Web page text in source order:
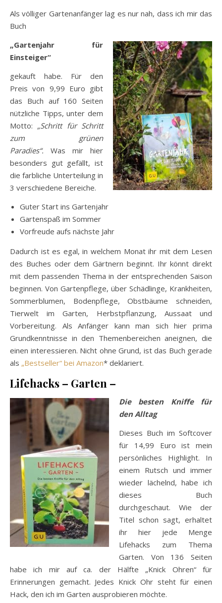
Als völliger Gartenanfänger lag es nur nah, dass ich mir das
Buch
„Gartenjahr für
Einsteiger“
gekauft habe. Für den
Preis von 9,99 Euro gibt
das Buch auf 160 Seiten
nützliche Tipps, unter dem
Motto: „Schritt für Schritt
zum grünen
Paradies“. Was mir hier
besonders gut gefällt, ist
die farbliche Unterteilung in
3 verschiedene Bereiche.
Guter Start ins Gartenjahr
Gartenspaß im Sommer
Vorfreude aufs nächste Jahr
Dadurch ist es egal, in welchem Monat ihr mit dem Lesen
des Buches oder dem Gärtnern beginnt. Ihr könnt direkt
mit dem passenden Thema in der entsprechenden Saison
beginnen. Von Gartenpflege, über Schädlinge, Krankheiten,
Sommerblumen, Bodenpflege, Obstbäume schneiden,
Tierwelt im Garten, Herbstpflanzung, Aussaat und
Vorbereitung. Als Anfänger kann man sich hier prima
Grundkenntnisse in den Themenbereichen aneignen, die
einen interessieren. Nicht ohne Grund, ist das Buch gerade
als „Bestseller“ bei Amazon* deklariert.
Lifehacks – Garten –
Die besten Kniffe für
den Alltag
Dieses Buch im Softcover
für 14,99 Euro ist mein
persönliches Highlight. In
einem Rutsch und immer
wieder lächelnd, habe ich
dieses Buch
durchgeschaut. Wie der
Titel schon sagt, erhaltet
ihr hier jede Menge
Lifehacks zum Thema
Garten. Von 136 Seiten
habe ich mir auf ca. der Hälfte „Knick Ohren“ für
Erinnerungen gemacht. Jedes Knick Ohr steht für einen
Hack, den ich im Garten ausprobieren möchte.